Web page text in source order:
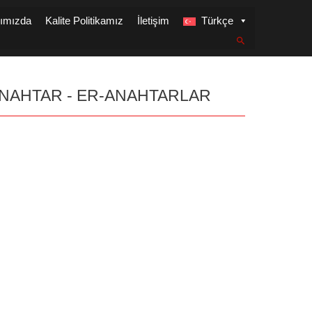
Kalite Politikamız İletişim Türkçe
- ER-ANAHTARLAR